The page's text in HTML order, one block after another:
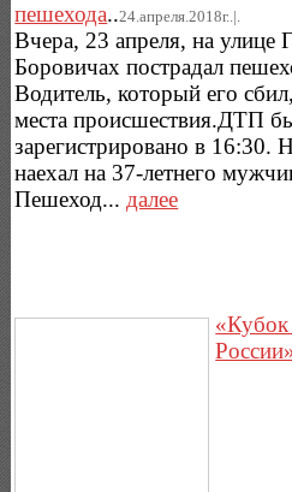
пешехода..24.апреля.2018г..|.
Вчера, 23 апреля, на улице
Боровичах пострадал
Водитель, который его
места происшествия.ДТП
зарегистрировано в 16:30.
наехал на 37-летнего
Пешеход...далее